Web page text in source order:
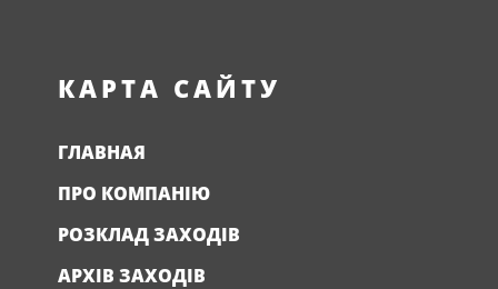
КАРТА САЙТУ
ГЛАВНАЯ
ПРО КОМПАНІЮ
РОЗКЛАД ЗАХОДІВ
АРХІВ ЗАХОДІВ